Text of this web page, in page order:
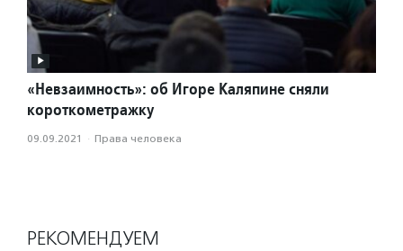
«Невзаимность»: об Игоре Каляпине сняли
короткометражку
09.09.2021 · Права человека
РЕКОМЕНДУЕМ